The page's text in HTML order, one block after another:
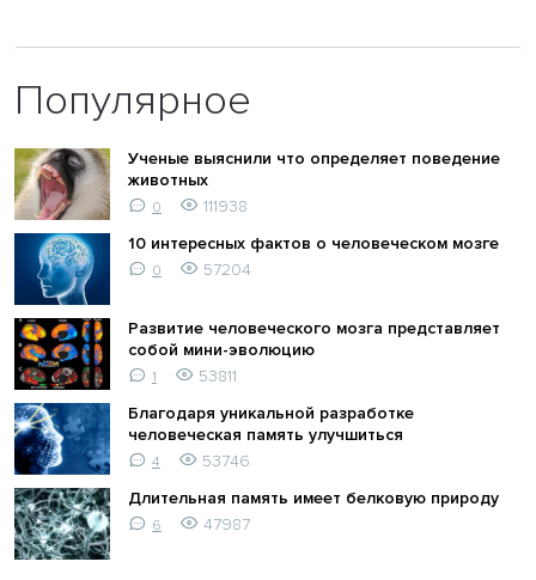
Популярное
Ученые выяснили что определяет поведение
животных
0
111938
10 интересных фактов о человеческом мозге
0 57204
Развитие человеческого мозга представляет
собой мини-эволюцию
1
53811
Благодаря уникальной разработке
человеческая память улучшиться
4
53746
Длительная память имеет белковую природу
6 47987